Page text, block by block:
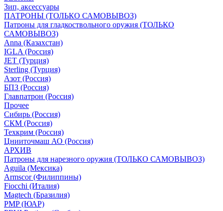
Зип, аксессуары
ПАТРОНЫ (ТОЛЬКО САМОВЫВОЗ)
Патроны для гладкоствольного оружия (ТОЛЬКО
САМОВЫВОЗ)
Anna (Казахстан)
IGLA (Россия)
JET (Турция)
Sterling (Турция)
Азот (Россия)
БПЗ (Россия)
Главпатрон (Россия)
Прочее
Сибирь (Россия)
СКМ (Россия)
Техкрим (Россия)
Цнииточмаш АО (Россия)
АРХИВ
Патроны для нарезного оружия (ТОЛЬКО САМОВЫВОЗ)
Aguila (Мексика)
Armscor (Филиппины)
Fiocchi (Италия)
Magtech (Бразилия)
PMP (ЮАР)